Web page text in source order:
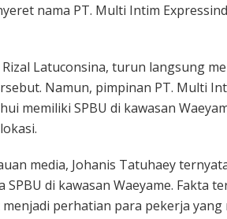
nama PT. Multi Intim
Latuconsina, turun langsung
Namun, pimpinan PT. Multi
memiliki SPBU di kawasan
media, Johanis Tatuhaey
SPBU di kawasan Waeyame. Fakta
perhatian para pekerja yang